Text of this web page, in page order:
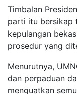
Timbalan
parti itu bersikap
kepulangan
prosedur yang
Menurutnya,
dan perpaduan
menguatkan